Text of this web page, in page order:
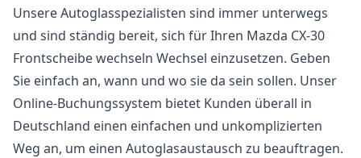
Unsere Autoglasspezialisten sind immer unterwegs
und sind ständig bereit, sich für Ihren Mazda CX-30
Frontscheibe wechseln Wechsel einzusetzen. Geben
Sie einfach an, wann und wo sie da sein sollen. Unser
Online-Buchungssystem bietet Kunden überall in
Deutschland einen einfachen und unkomplizierten
Weg an, um einen Autoglasaustausch zu beauftragen.